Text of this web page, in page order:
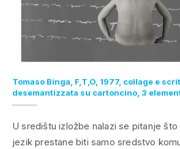
Tomaso Binga, F,T,O, 1977, collage e
desemantizzata su cartoncino, 3
U središtu izložbe nalazi se pitanje
jezik prestane biti samo sredstvo